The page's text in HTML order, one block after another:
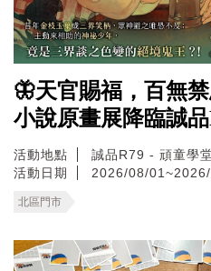
🦋天官賜福，百無
小說原畫展降臨誠品
活動地點
誠品R79 - 頑童學
活動日期
2026/08/
北區門市